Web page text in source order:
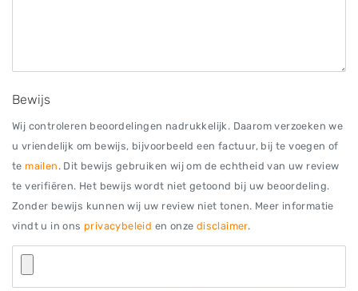
Bewijs
Wij controleren beoordelingen nadrukkelijk. Daarom verzoeken we
u vriendelijk om bewijs, bijvoorbeeld een factuur, bij te voegen of
te mailen . Dit bewijs gebruiken wij om de echtheid van uw review
te verifiëren. Het bewijs wordt niet getoond bij uw beoordeling.
Zonder bewijs kunnen wij uw review niet tonen. Meer informatie
vindt u in ons privacybeleid en onze disclaimer.